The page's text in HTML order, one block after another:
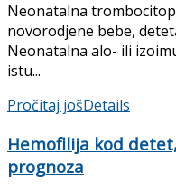
Neonatalna
novorodjene bebe,
Neonatalna alo- ili
istu...
Pročitaj jošDetails
Hemofilija kod
prognoza